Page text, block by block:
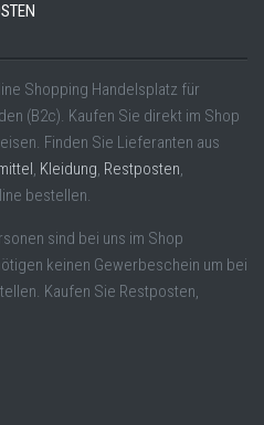
Shopping Handelsplatz für
(B2c). Kaufen Sie direkt im Shop
Finden Sie Lieferanten aus
, Kleidung, Restposten,
bestellen.
sind bei uns im Shop
keinen Gewerbeschein um bei
Kaufen Sie Restposten,